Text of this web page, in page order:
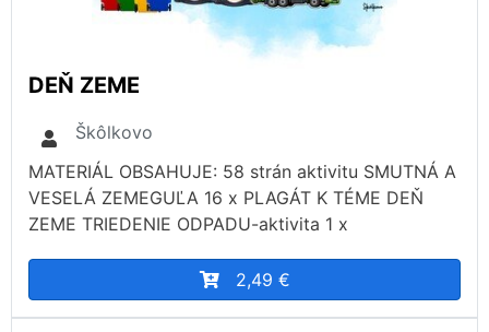
DEŇ ZEME
Škôlkovo
MATERIÁL OBSAHUJE: 58 strán aktivitu SMUTNÁ A
VESELÁ ZEMEGUĽA 16 x PLAGÁT K TÉME DEŇ
ZEME TRIEDENIE ODPADU-aktivita 1 x
2,49 €